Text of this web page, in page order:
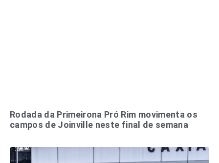
Rodada da Primeirona Pró Rim movimenta os
campos de Joinville neste final de semana